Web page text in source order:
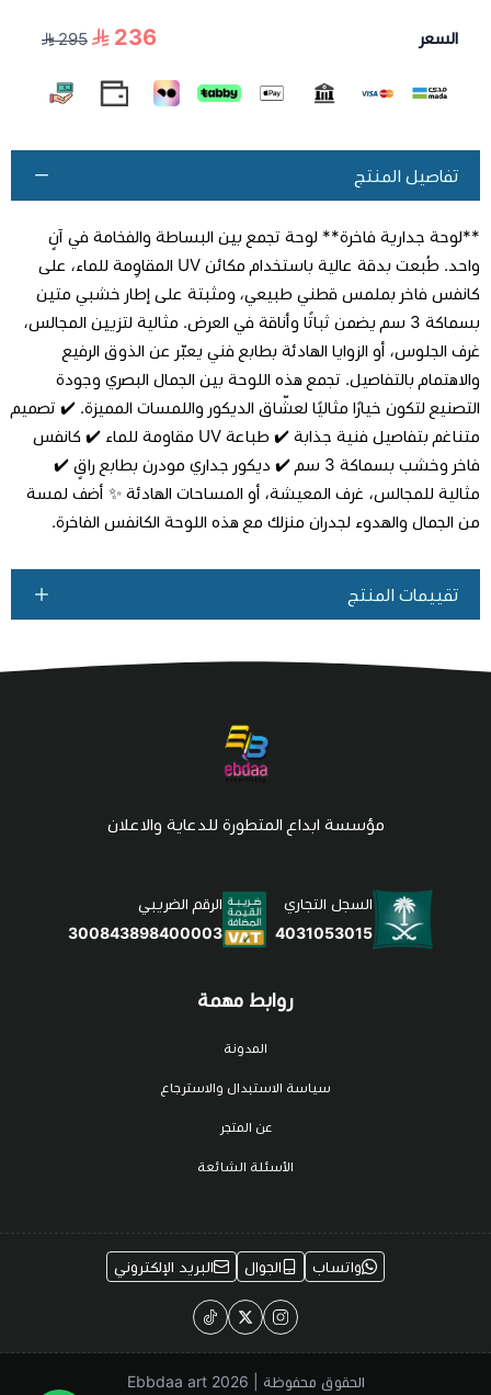
السعر 236
295
تفاصيل المنتج
**لوحة جدارية فاخرة** لوحة تجمع بين البساطة والفخامة في آنٍ
واحد. طُبعت بدقة عالية باستخدام مكائن UV المقاوِمة للماء، على
كانفس فاخر بملمس قطني طبيعي، ومثبتة على إطار خشبي متين
بسماكة 3 سم يضمن ثباتًا وأناقة في العرض. مثالية لتزيين المجالس،
غرف الجلوس، أو الزوايا الهادئة بطابع فني يعبّر عن الذوق الرفيع
والاهتمام بالتفاصيل. تجمع هذه اللوحة بين الجمال البصري وجودة
التصنيع لتكون خيارًا مثاليًا لعشّاق الديكور واللمسات المميزة. ✔️ تصميم
متناغم بتفاصيل فنية جذابة ✔️ طباعة UV مقاومة للماء ✔️ كانفس
فاخر وخشب بسماكة 3 سم ✔️ ديكور جداري مودرن بطابع راقٍ ✔️
مثالية للمجالس، غرف المعيشة، أو المساحات الهادئة ✨ أضف لمسة
من الجمال والهدوء لجدران منزلك مع هذه اللوحة الكانفس الفاخرة.
تقييمات المنتج
روابط مهمة
المدونة
سياسة الاستبدال والاسترجاع
عن المتجر
الأسئلة الشائعة
مؤسسة ابداع المتطورة للدعاية والاعلان
السجل التجاري
4031053015
الرقم الضريبي
300843898400003
واتساب الجوال البريد الإلكتروني
الحقوق محفوظة | 2026 Ebbdaa art